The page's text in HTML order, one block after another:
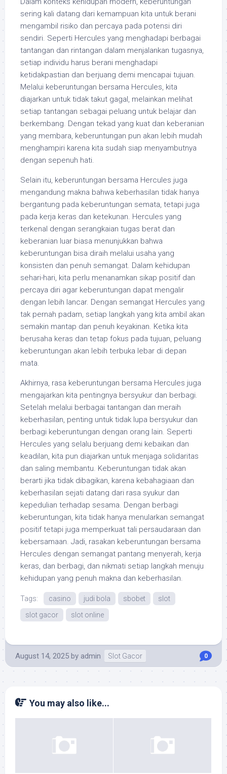
sering kali datang dari kemampuan kita untuk berani
mengambil risiko dan percaya pada potensi diri
sendiri. Seperti Hercules yang menghadapi berbagai
tantangan dan rintangan dalam menjalankan tugasnya,
setiap individu harus berani menghadapi
ketidakpastian dan berjuang demi mencapai tujuan.
Melalui keberuntungan bersama Hercules, kita
diajarkan untuk tidak takut gagal, melainkan melihat
setiap tantangan sebagai peluang untuk belajar dan
berkembang. Dengan tekad yang kuat dan keberanian
yang membara, keberuntungan pun akan lebih mudah
menghampiri karena kita sudah siap menyambutnya
dengan sepenuh hati.
Selain itu, keberuntungan bersama Hercules juga
mengandung makna bahwa keberhasilan tidak hanya
bergantung pada keberuntungan semata, tetapi juga
pada kerja keras dan ketekunan. Hercules yang
terkenal dengan serangkaian tugas berat dan
keberanian luar biasa menunjukkan bahwa
keberuntungan bisa diraih melalui usaha yang
konsisten dan penuh semangat. Dalam kehidupan
sehari-hari, kita perlu menanamkan sikap positif dan
percaya diri agar keberuntungan dapat mengalir
dengan lebih lancar. Dengan semangat Hercules yang
tak pernah padam, setiap langkah yang kita ambil akan
semakin mantap dan penuh keyakinan. Ketika kita
berusaha keras dan tetap fokus pada tujuan, peluang
keberuntungan akan lebih terbuka lebar di depan
mata.
Akhirnya, rasa keberuntungan bersama Hercules juga
mengajarkan kita pentingnya bersyukur dan berbagi.
Setelah melalui berbagai tantangan dan meraih
keberhasilan, penting untuk tidak lupa bersyukur dan
berbagi keberuntungan dengan orang lain. Seperti
Hercules yang selalu berjuang demi kebaikan dan
keadilan, kita pun diajarkan untuk menjaga solidaritas
dan saling membantu. Keberuntungan tidak akan
berarti jika tidak dibagikan, karena kebahagiaan dan
keberhasilan sejati datang dari rasa syukur dan
kepedulian terhadap sesama. Dengan berbagi
keberuntungan, kita tidak hanya menularkan semangat
positif tetapi juga memperkuat tali persaudaraan dan
kebersamaan. Jadi, rasakan keberuntungan bersama
Hercules dengan semangat pantang menyerah, kerja
keras, dan berbagi, dan nikmati setiap langkah menuju
kehidupan yang penuh makna dan keberhasilan.
Tags: casino judi bola sbobet
slot
slot gacor
slot online
August 14, 2025 by admin Slot Gacor 0
You may also like...